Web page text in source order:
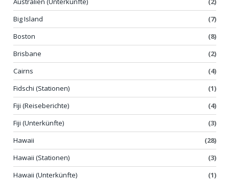
Big Island
(7)
Boston
(8)
Brisbane
(2)
Cairns
(4)
Fidschi (Stationen)
(1)
Fiji (Reiseberichte)
(4)
Fiji (Unterkünfte)
(3)
Hawaii
(28)
Hawaii (Stationen)
(3)
Hawaii (Unterkünfte)
(1)